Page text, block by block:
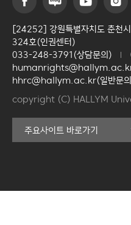
[24252] 강원특별자치도 춘천
324호(인권센터)
033-248-3791(상담문의)
hhrc@hallym.ac.kr(일반문
copyright (C) HALLYM
주요사이트 바로가기
커뮤니티교육원
국제학생증신청